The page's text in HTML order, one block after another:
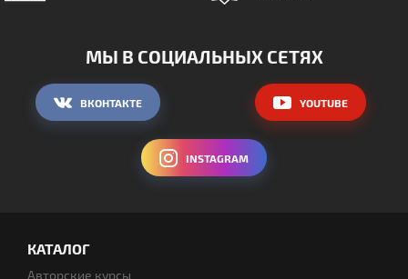
МЫ В СОЦИАЛЬНЫХ СЕТЯХ
ВКОНТАКТЕ YOUTUBE
INSTAGRAM
КАТАЛОГ
Авторские курсы